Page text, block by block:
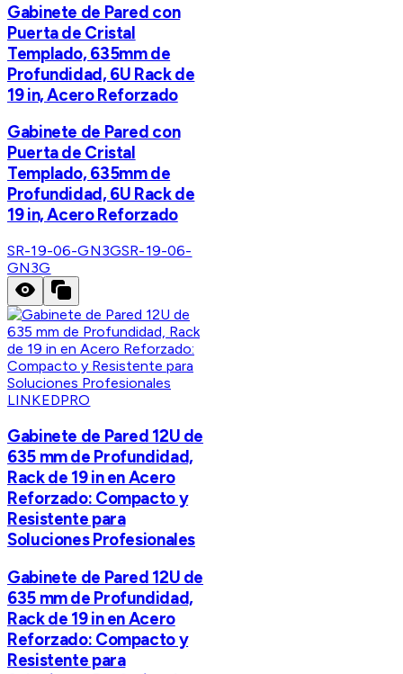
Gabinete de Pared con
Puerta de Cristal
Templado, 635mm de
Profundidad, 6U Rack de
19 in, Acero Reforzado
Gabinete de Pared con
Puerta de Cristal
Templado, 635mm de
Profundidad, 6U Rack de
19 in, Acero Reforzado
SR-19-06-GN3GSR-19-06-
GN3G
LINKEDPRO
Gabinete de Pared 12U de
635 mm de Profundidad,
Rack de 19 in en Acero
Reforzado: Compacto y
Resistente para
Soluciones Profesionales
Gabinete de Pared 12U de
635 mm de Profundidad,
Rack de 19 in en Acero
Reforzado: Compacto y
Resistente para